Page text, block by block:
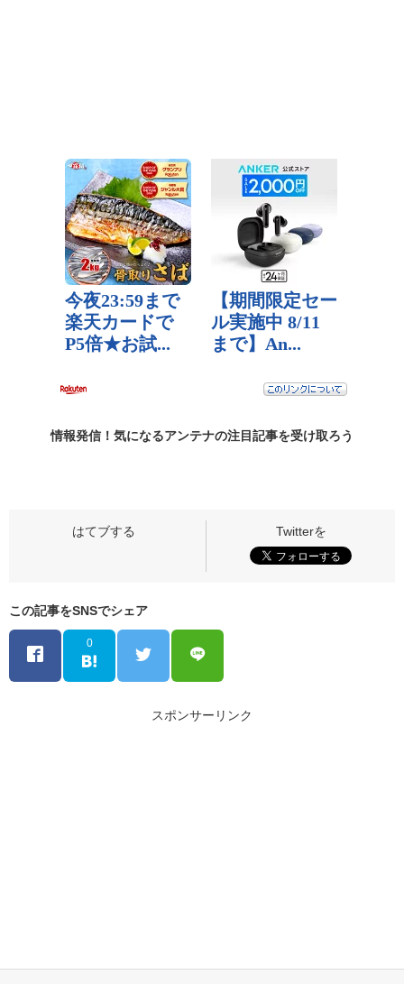
情報発信！気になるアンテナの注目記事を受け取ろう
この記事をSNSでシェア
0
スポンサーリンク